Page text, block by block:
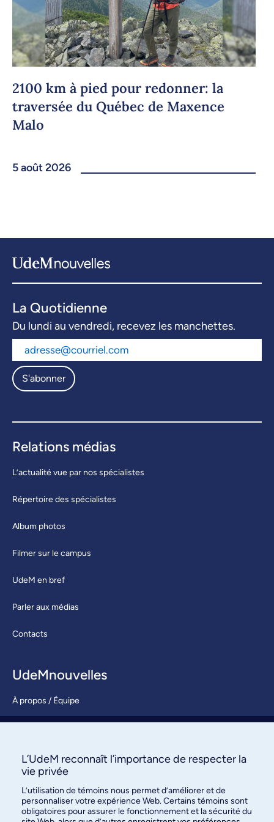
2100 km à pied pour redonner: la
traversée du Québec de Maxence
Malo
5 août 2026
La Quotidienne
Du lundi au vendredi, recevez les manchettes.
S'abonner
Relations médias
L’actualité vue par nos spécialistes
Répertoire des spécialistes
Album photos
Filmer sur le campus
UdeM en bref
Parler aux médias
Contacts
UdeMnouvelles
À propos / Équipe
S’abonner
L’UdeM reconnaît l’importance de respecter la
vie privée
L’utilisation de témoins nous permet d’améliorer et de
personnaliser votre expérience Web. Certains témoins sont
obligatoires pour assurer le fonctionnement et la sécurité du